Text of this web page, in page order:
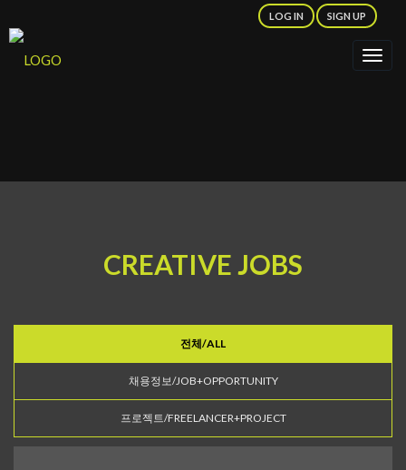
LOG IN SIGN UP
CREATIVE JOBS
전체/ALL
채용정보/JOB+OPPORTUNITY
프로젝트/FREELANCER+PROJECT